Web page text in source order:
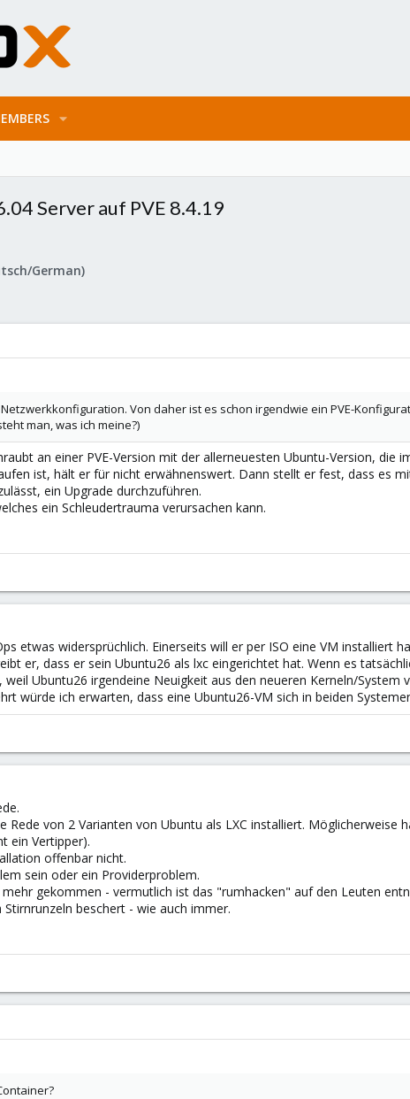
Server auf PVE 8.4.19
German)
Von daher ist es schon irgendwie ein PVE-
man, was ich meine?)
an einer PVE-Version mit der allerneuesten Ubuntu-Version,
ist, hält er für nicht erwähnenswert. Dann stellt er fest, dass es
ein Upgrade durchzuführen.
ein Schleudertrauma verursachen kann.
etwas widersprüchlich. Einerseits will er per ISO eine VM installiert
er, dass er sein Ubuntu26 als lxc eingerichtet hat. Wenn es
Ubuntu26 irgendeine Neuigkeit aus den neueren Kerneln/
würde ich erwarten, dass eine Ubuntu26-VM sich in beiden
Rede von 2 Varianten von Ubuntu als LXC installiert. Möglicherweise
ein Vertipper).
offenbar nicht.
sein oder ein Providerproblem.
gekommen - vermutlich ist das "rumhacken" auf den Leuten
beschert - wie auch immer.